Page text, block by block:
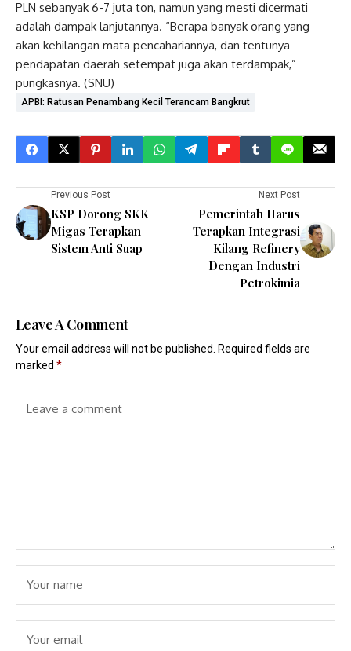
PLN sebanyak 6-7 juta ton, namun yang mesti dicermati
adalah dampak lanjutannya. “Berapa banyak orang yang
akan kehilangan mata pencahariannya, dan tentunya
pendapatan daerah setempat juga akan terdampak,”
pungkasnya. (SNU)
APBI: Ratusan Penambang Kecil Terancam Bangkrut
Previous Post
KSP Dorong SKK
Migas Terapkan
Sistem Anti Suap
Next Post
Pemerintah Harus
Terapkan Integrasi
Kilang Refinery
Dengan Industri
Petrokimia
Leave A Comment
Your email address will not be published.
Required fields are
marked *